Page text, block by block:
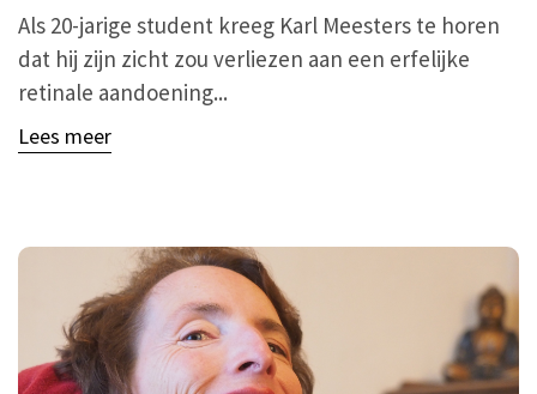
Als 20-jarige student kreeg Karl Meesters te horen
dat hij zijn zicht zou verliezen aan een erfelijke
retinale aandoening...
Lees meer